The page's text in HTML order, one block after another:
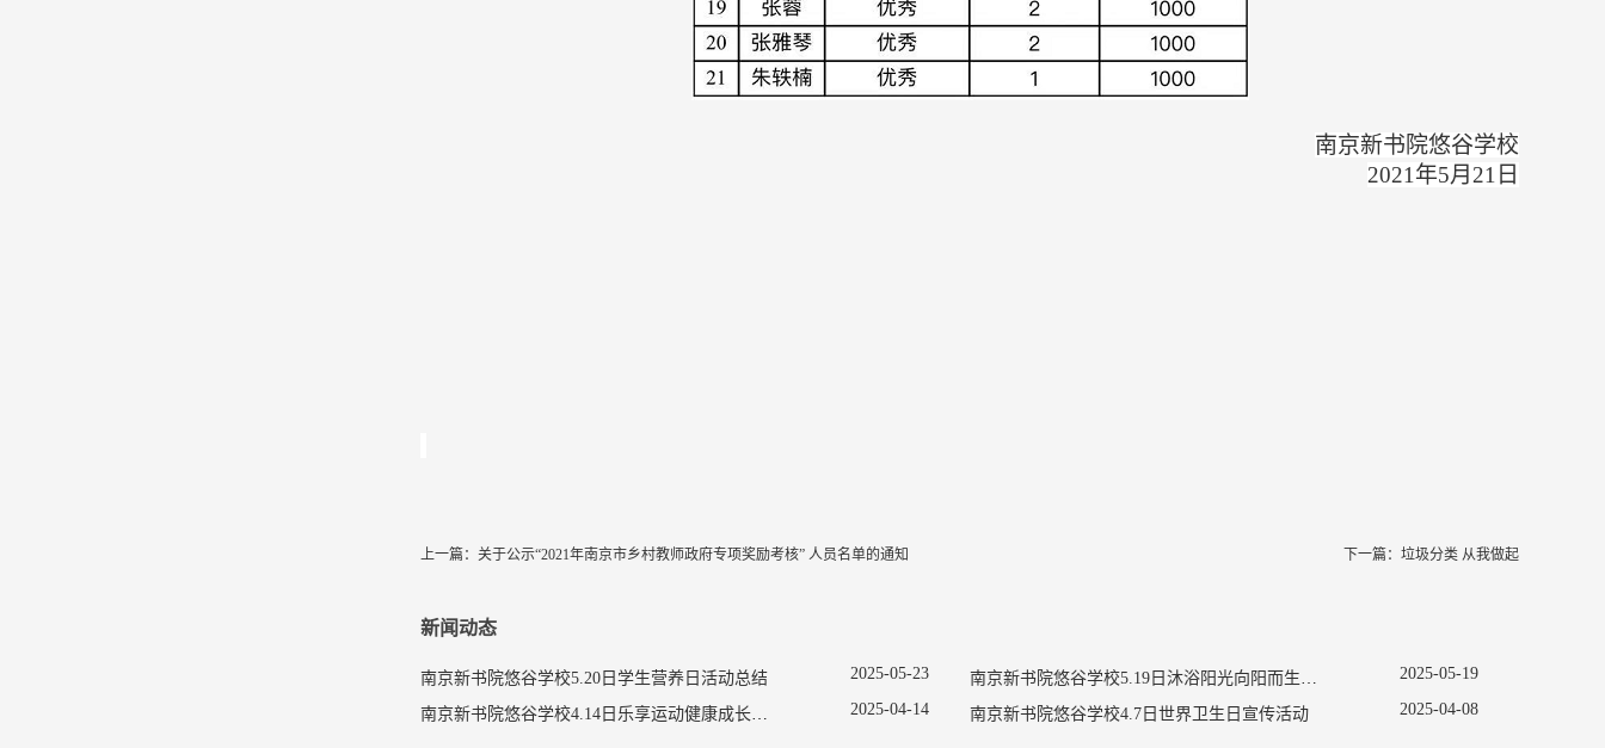
南京新书院悠谷学校
2021年5月21日
上一篇： 关于公示“2021年南京市乡村教师政府专项奖励考核” 人员名单的通知 下一篇： 垃圾分类 从我做起
新闻动态
南京新书院悠谷学校5.20日学生营养日活动总结 2025-05-23 南京新书院悠谷学校5.19日沐浴阳光向阳而生促进心理健康主题活动 2025-05-19
南京新书院悠谷学校4.14日乐享运动健康成长宣传活动 2025-04-14 南京新书院悠谷学校4.7日世界卫生日宣传活动 2025-04-08